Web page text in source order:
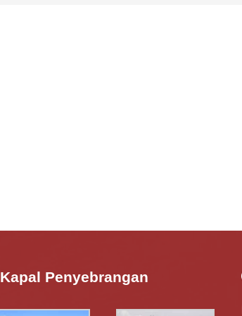
Kapal Penyebrangan